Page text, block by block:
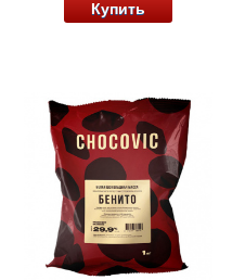
Купить